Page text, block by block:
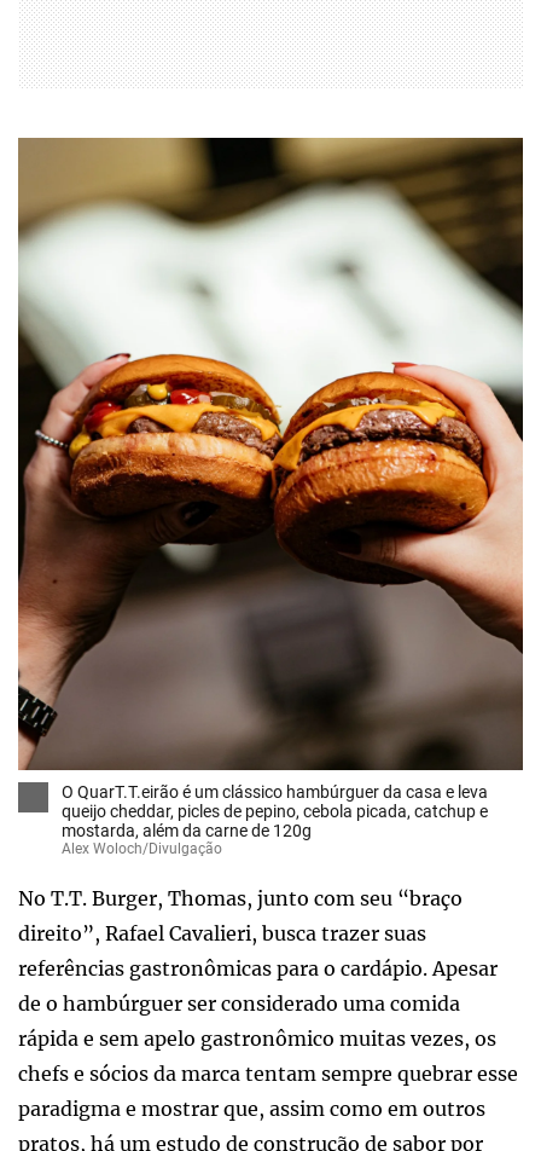
O QuarT.T.eirão é um clássico hambúrguer da casa e leva
queijo cheddar, picles de pepino, cebola picada, catchup e
mostarda, além da carne de 120g
Alex Woloch/Divulgação
No T.T. Burger, Thomas, junto com seu “braço
direito”, Rafael Cavalieri, busca trazer suas
referências gastronômicas para o cardápio. Apesar
de o hambúrguer ser considerado uma comida
rápida e sem apelo gastronômico muitas vezes, os
chefs e sócios da marca tentam sempre quebrar esse
paradigma e mostrar que, assim como em outros
pratos, há um estudo de construção de sabor por